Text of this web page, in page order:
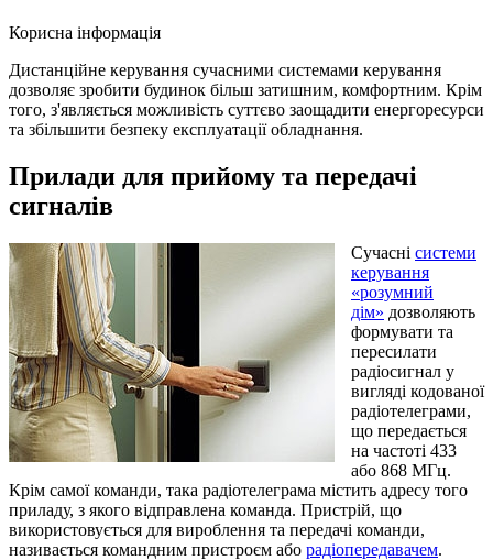
Корисна інформація
Дистанційне керування сучасними системами керування
дозволяє зробити будинок більш затишним, комфортним. Крім
того, з'являється можливість суттєво заощадити енергоресурси
та збільшити безпеку експлуатації обладнання.
Прилади для прийому та передачі
сигналів
Сучасні системи
керування
«розумний
дім» дозволяють
формувати та
пересилати
радіосигнал у
вигляді кодованої
радіотелеграми,
що передається
на частоті 433
або 868 МГц.
Крім самої команди, така радіотелеграма містить адресу того
приладу, з якого відправлена команда. Пристрій, що
використовується для вироблення та передачі команди,
називається командним пристроєм або радіопередавачем.